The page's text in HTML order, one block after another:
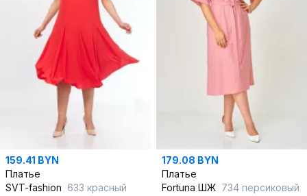
159.41 BYN
Платье
SVT-fashion 633 красный
179.08 BYN
Платье
Fortuna ШЖ 734 персиковый